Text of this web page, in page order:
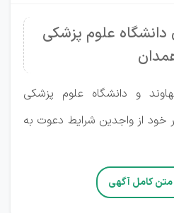
علوم پزشکی
و دانشگاه علوم پزشکی
از واجدین شرایط دعوت به
کامل آگهی